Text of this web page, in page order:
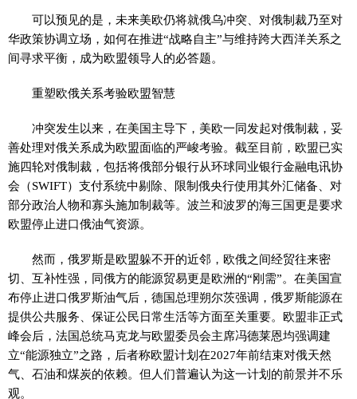
可以预见的是，未来美欧仍将就俄乌冲突、对俄制裁乃至对
华政策协调立场，如何在推进“战略自主”与维持跨大西洋关系之
间寻求平衡，成为欧盟领导人的必答题。
重塑欧俄关系考验欧盟智慧
冲突发生以来，在美国主导下，美欧一同发起对俄制裁，妥
善处理对俄关系成为欧盟面临的严峻考验。截至目前，欧盟已实
施四轮对俄制裁，包括将俄部分银行从环球同业银行金融电讯协
会（SWIFT）支付系统中剔除、限制俄央行使用其外汇储备、对
部分政治人物和寡头施加制裁等。波兰和波罗的海三国更是要求
欧盟停止进口俄油气资源。
然而，俄罗斯是欧盟躲不开的近邻，欧俄之间经贸往来密
切、互补性强，同俄方的能源贸易更是欧洲的“刚需”。在美国宣
布停止进口俄罗斯油气后，德国总理朔尔茨强调，俄罗斯能源在
提供公共服务、保证公民日常生活等方面至关重要。欧盟非正式
峰会后，法国总统马克龙与欧盟委员会主席冯德莱恩均强调建
立“能源独立”之路，后者称欧盟计划在2027年前结束对俄天然
气、石油和煤炭的依赖。但人们普遍认为这一计划的前景并不乐
观。